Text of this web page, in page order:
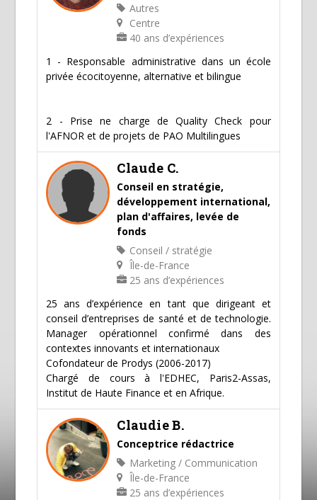
Autres
Centre
40 ans d’expériences
1 - Responsable administrative dans un école
privée écocitoyenne, alternative et bilingue
2 - Prise ne charge de Quality Check pour
l'AFNOR et de projets de PAO Multilingues
Claude C.
Conseil en stratégie,
développement international,
plan d'affaires, levée de
fonds
Conseil / stratégie
Île-de-France
25 ans d’expériences
25 ans d’expérience en tant que dirigeant et
conseil d’entreprises de santé et de technologie.
Manager opérationnel confirmé dans des
contextes innovants et internationaux
Cofondateur de Prodys (2006-2017)
Chargé de cours à l'EDHEC, Paris2-Assas,
Institut de Haute Finance et en Afrique.
Claudie B.
Conceptrice rédactrice
Marketing / Communication
Île-de-France
25 ans d’expériences